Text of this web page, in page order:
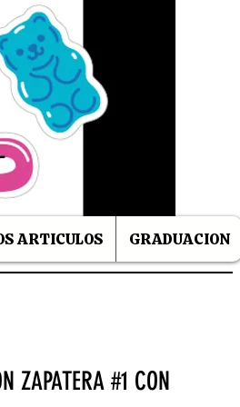
ARTICULOS GRADUACION
ZAPATERA #1 CON